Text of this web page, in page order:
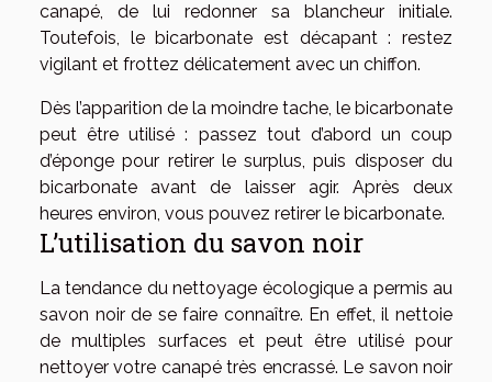
canapé, de lui redonner sa blancheur initiale.
Toutefois, le bicarbonate est décapant : restez
vigilant et frottez délicatement avec un chiffon.
Dès l’apparition de la moindre tache, le bicarbonate
peut être utilisé : passez tout d’abord un coup
d’éponge pour retirer le surplus, puis disposer du
bicarbonate avant de laisser agir. Après deux
heures environ, vous pouvez retirer le bicarbonate.
L’utilisation du savon noir
La tendance du nettoyage écologique a permis au
savon noir de se faire connaître. En effet, il nettoie
de multiples surfaces et peut être utilisé pour
nettoyer votre canapé très encrassé. Le savon noir